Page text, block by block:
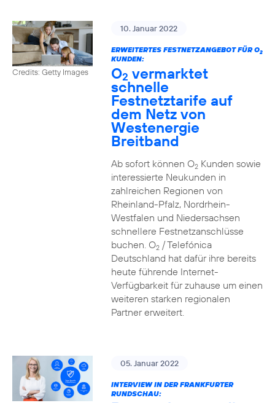
Credits: Getty Images
10. Januar 2022
ERWEITERTES FESTNETZANGEBOT FÜR O2
KUNDEN:
O2 vermarktet
schnelle
Festnetztarife auf
dem Netz von
Westenergie
Breitband
Ab sofort können O2Kunden sowie
interessierte Neukunden in
zahlreichen Regionen von
Rheinland-Pfalz, Nordrhein-
Westfalen und Niedersachsen
schnellere Festnetzanschlüsse
buchen. O2/ Telefónica
Deutschland hat dafür ihre bereits
heute führende Internet-
Verfügbarkeit für zuhause um einen
weiteren starken regionalen
Partner erweitert.
05. Januar 2022
INTERVIEW IN DER FRANKFURTER
RUNDSCHAU: